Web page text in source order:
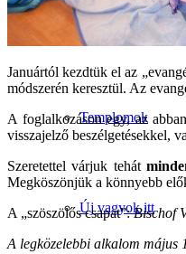
Papok, Akolitusok
Templomok
Új vagyok itt
Januártól kezdtük el az
módszerén keresztül. Az
A foglalkozáson egy, az
visszajelző beszélgetésekkel,
Szeretettel várjuk tehát
Megköszönjük a könnyebb
A „szöszölős csapat”:Bischof
A legközelebbi alkalom május